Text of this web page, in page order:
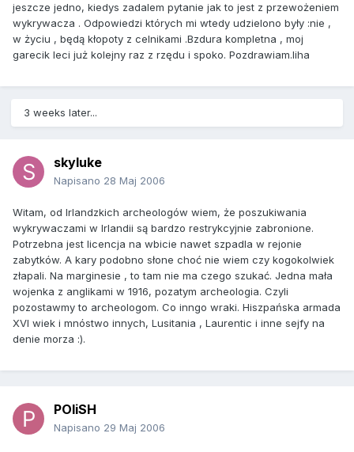
jeszcze jedno, kiedys zadalem pytanie jak to jest z przewożeniem
wykrywacza . Odpowiedzi których mi wtedy udzielono były :nie ,
w życiu , będą kłopoty z celnikami .Bzdura kompletna , moj
garecik leci już kolejny raz z rzędu i spoko. Pozdrawiam.liha
3 weeks later...
skyluke
Napisano 28 Maj 2006
Witam, od Irlandzkich archeologów wiem, że poszukiwania
wykrywaczami w Irlandii są bardzo restrykcyjnie zabronione.
Potrzebna jest licencja na wbicie nawet szpadla w rejonie
zabytków. A kary podobno słone choć nie wiem czy kogokolwiek
złapali. Na marginesie , to tam nie ma czego szukać. Jedna mała
wojenka z anglikami w 1916, pozatym archeologia. Czyli
pozostawmy to archeologom. Co inngo wraki. Hiszpańska armada
XVI wiek i mnóstwo innych, Lusitania , Laurentic i inne sejfy na
denie morza :).
POliSH
Napisano 29 Maj 2006